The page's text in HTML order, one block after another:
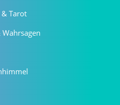
Tarot